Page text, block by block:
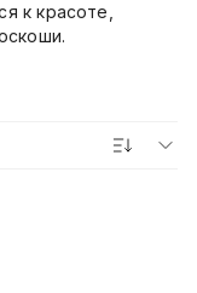
к красоте,